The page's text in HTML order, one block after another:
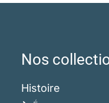
Nos
Histoire